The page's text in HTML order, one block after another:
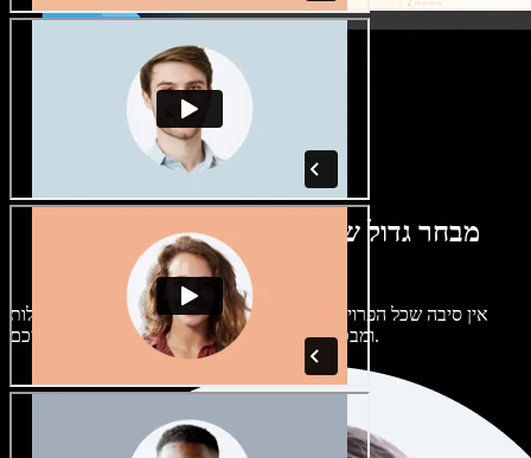
מבחר גדול של קולות נשים וגברים במגוון
מבטאים
אין סיבה שכל הפרויקטים יישמעו אותו דבר. בחרו מתוך מאות קולות
ומבטאים של בינה מלאכותית והתאימו אותם אליכם.